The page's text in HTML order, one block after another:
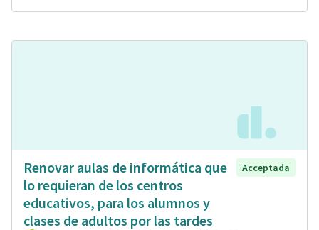
Renovar aulas de informática que
lo requieran de los centros
educativos, para los alumnos y
clases de adultos por las tardes
Acceptada